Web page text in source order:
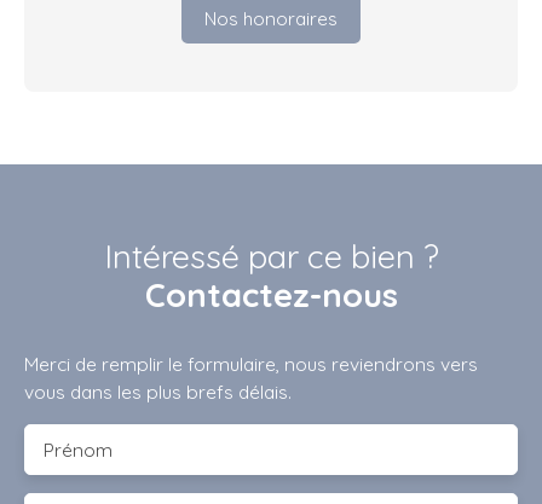
Nos honoraires
Intéressé par ce bien ?
Contactez-nous
Merci de remplir le formulaire, nous reviendrons vers
vous dans les plus brefs délais.
Prénom